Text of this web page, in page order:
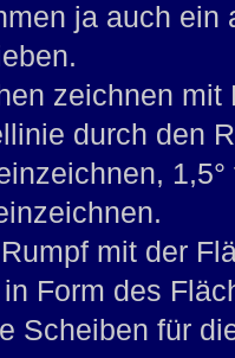
ja auch ein
zeichnen
durch den
mit der
Form des
Scheiben für